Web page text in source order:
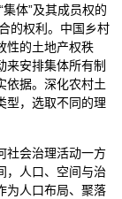
体”及其成员权的
的权利。中国乡村
性的土地产权秩
来安排集体所有制
依据。深化农村土
型，选取不同的理
社会治理活动一方
，人口、空间与治
为人口布局、聚落